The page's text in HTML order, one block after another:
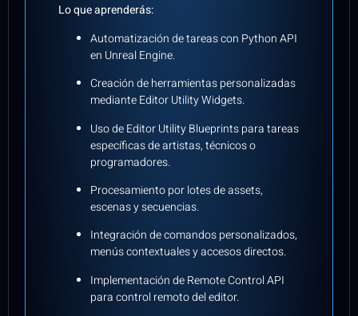
Lo que aprenderás:
Automatización de tareas con Python API
en Unreal Engine.
Creación de herramientas personalizadas
mediante Editor Utility Widgets.
Uso de Editor Utility Blueprints para tareas
específicas de artistas, técnicos o
programadores.
Procesamiento por lotes de assets,
escenas y secuencias.
Integración de comandos personalizados,
menús contextuales y accesos directos.
Implementación de Remote Control API
para control remoto del editor.